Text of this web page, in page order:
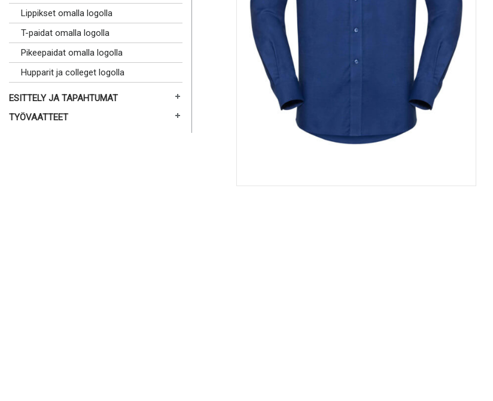
Lippikset omalla logolla
T-paidat omalla logolla
Pikeepaidat omalla logolla
Hupparit ja colleget logolla
ESITTELY JA TAPAHTUMAT
TYÖVAATTEET